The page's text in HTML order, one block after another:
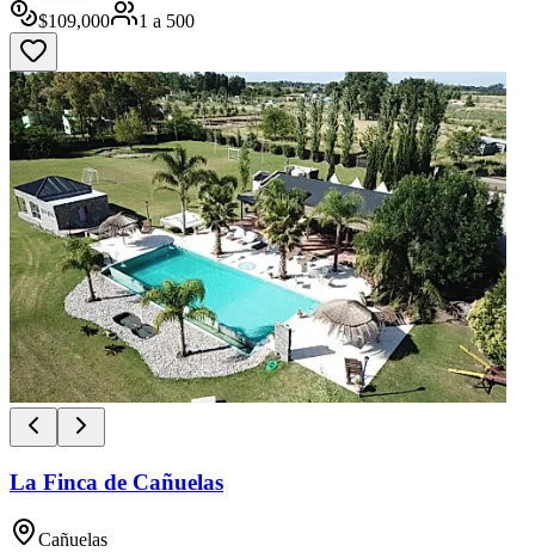
$109,000 1 a 500
La Finca de Cañuelas
Cañuelas